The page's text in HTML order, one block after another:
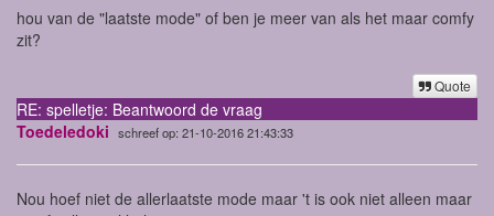
hou van de "laatste mode" of ben je meer van als het maar comfy
zit?
Quote
RE: spelletje: Beantwoord de vraag
Toedeledoki schreef op: 21-10-2016 21:43:33
Nou hoef niet de allerlaatste mode maar 't is ook niet alleen maar